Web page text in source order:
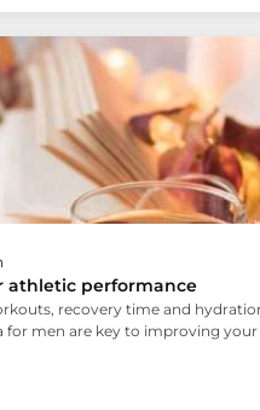
athletic performance
recovery time and
for men are key to improving